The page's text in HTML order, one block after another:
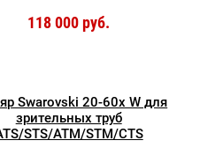
118 000 руб.
Swarovski 20-60x W для
зрительных труб
STS/ATM/STM/CTS